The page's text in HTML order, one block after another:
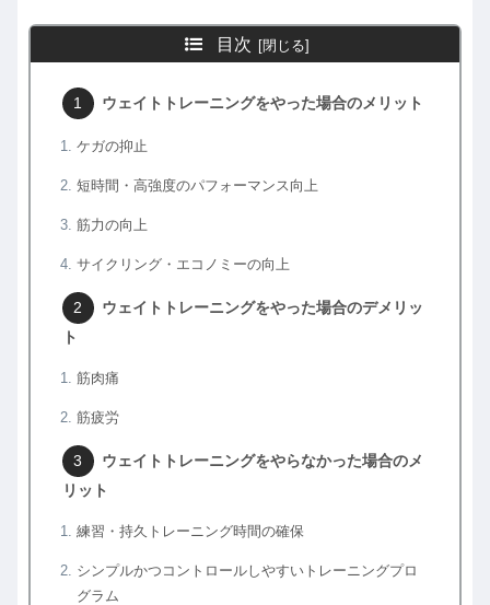
目次
ウェイトトレーニングをやった場合のメリット
ケガの抑止
短時間・高強度のパフォーマンス向上
筋力の向上
サイクリング・エコノミーの向上
ウェイトトレーニングをやった場合のデメリッ
ト
筋肉痛
筋疲労
ウェイトトレーニングをやらなかった場合のメ
リット
練習・持久トレーニング時間の確保
シンプルかつコントロールしやすいトレーニングプロ
グラム